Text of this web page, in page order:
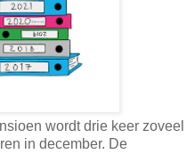
wordt drie keer zoveel
in december. De